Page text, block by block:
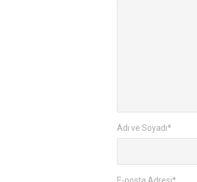
Adı ve Soyadı*